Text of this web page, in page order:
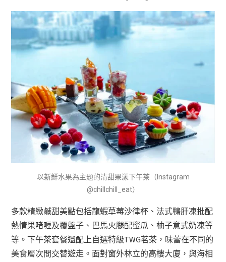
以新鮮水果為主題的清甜果漾下午茶（Instagram
@chillchill_eat）
多款精緻鹹甜美點包括龍蝦草莓沙律杯、法式鴨肝凍批配
熱情果啫喱及覆盤子、巴馬火腿配蜜瓜、柚子意式奶凍等
等。下午茶套餐還配上自選特級TWG茗茶，味蕾在不同的
美食層次間交替遊走。面對窗外林立的高樓大廈，與海相